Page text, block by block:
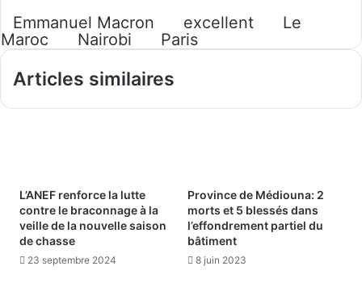
Emmanuel Macron
excellent
Le
Maroc
Nairobi Paris
Articles similaires
L’ANEF renforce la lutte
contre le braconnage à la
veille de la nouvelle saison
de chasse
23 septembre 2024
Province de Médiouna: 2
morts et 5 blessés dans
l’effondrement partiel du
bâtiment
8 juin 2023